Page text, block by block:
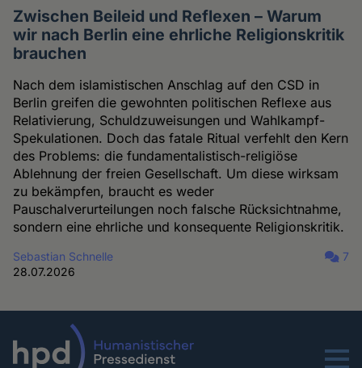
Zwischen Beileid und Reflexen – Warum
wir nach Berlin eine ehrliche Religionskritik
brauchen
Nach dem islamistischen Anschlag auf den CSD in
Berlin greifen die gewohnten politischen Reflexe aus
Relativierung, Schuldzuweisungen und Wahlkampf-
Spekulationen. Doch das fatale Ritual verfehlt den Kern
des Problems: die fundamentalistisch-religiöse
Ablehnung der freien Gesellschaft. Um diese wirksam
zu bekämpfen, braucht es weder
Pauschalverurteilungen noch falsche Rücksichtnahme,
sondern eine ehrliche und konsequente Religionskritik.
Sebastian Schnelle
28.07.2026
7
Menu